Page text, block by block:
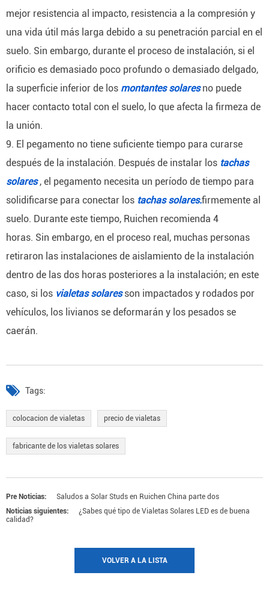
mejor resistencia al impacto, resistencia a la compresión y
una vida útil más larga debido a su penetración parcial en el
suelo. Sin embargo, durante el proceso de instalación, si el
orificio es demasiado poco profundo o demasiado delgado,
la superficie inferior de los montantes solaresno puede
hacer contacto total con el suelo, lo que afecta la firmeza de
la unión.
9. El pegamento no tiene suficiente tiempo para curarse
después de la instalación. Después de instalar los tachas
solares, el pegamento necesita un período de tiempo para
solidificarse para conectar los tachas solares.firmemente al
suelo. Durante este tiempo, Ruichen recomienda 4
horas. Sin embargo, en el proceso real, muchas personas
retiraron las instalaciones de aislamiento de la instalación
dentro de las dos horas posteriores a la instalación; en este
caso, si los vialetas solaresson impactados y rodados por
vehículos, los livianos se deformarán y los pesados ​​se
caerán.
Tags:
colocacion de vialetas precio de vialetas
fabricante de los vialetas solares
Pre Noticias:
Saludos a Solar Studs en Ruichen China parte dos
Noticias siguientes:
¿Sabes qué tipo de Vialetas Solares LED es de buena
calidad?
VOLVER A LA LISTA